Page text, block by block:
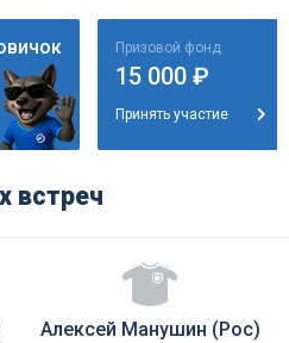
Призовой фонд
15 000 ₽
Принять участие
встреч
Алексей Манушин (Рос)